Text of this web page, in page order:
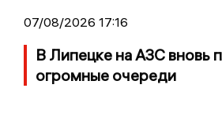
07/08/2026 17:16
В Липецке на АЗС вновь
огромные очереди